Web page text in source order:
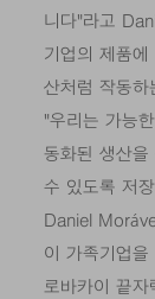
니다"라고
기업의 제품
산처럼 작동하
"우리는 가능
동화된 생산을
수 있도록 저
Daniel
이 가족기업
로바카이 끝